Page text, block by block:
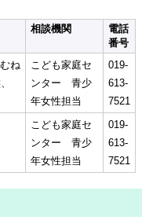
相談機関
電話
番号
ね
こども家庭セ
ンター 青少
年女性担当
019-
613-
7521
こども家庭セ
ンター 青少
年女性担当
019-
613-
7521